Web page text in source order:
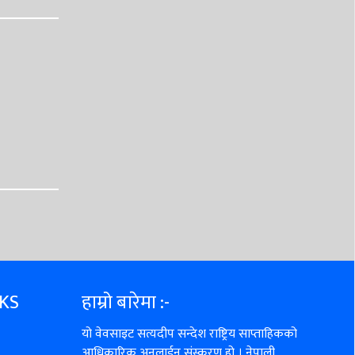
हाम्रो बारेमा :-
यो वेवसाइट सत्यदीप सन्देश राष्ट्रिय साप्ताहिकको